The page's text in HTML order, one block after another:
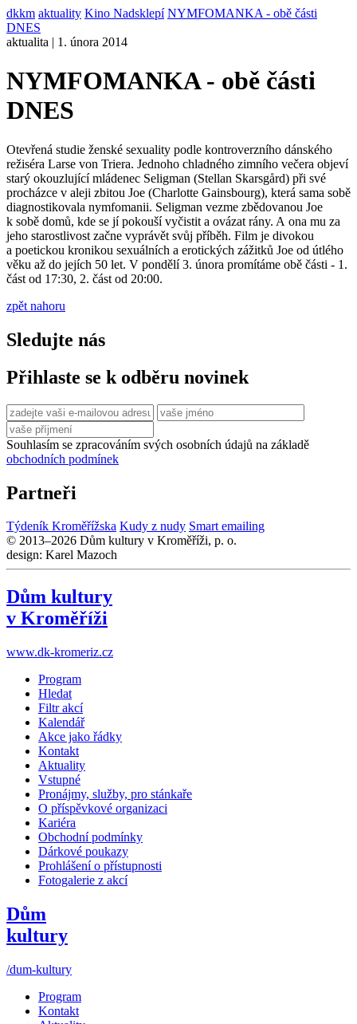
dkkm aktuality Kino Nadsklepí NYMFOMANKA - obě části
DNES
aktualita | 1. února 2014
NYMFOMANKA - obě části
DNES
Otevřená studie ženské sexuality podle kontroverzního dánského
režiséra Larse von Triera. Jednoho chladného zimního večera objeví
starý okouzlující mládenec Seligman (Stellan Skarsgård) při své
procházce v aleji zbitou Joe (Charlotte Gainsbourg), která sama sobě
diagnostikovala nymfomanii. Seligman vezme zbědovanou Joe
k sobě domů, kde se jí pokouší vyčistit a ovázat rány. A ona mu za
jeho starostlivost začne vyprávět svůj příběh. Film je divokou
a poetickou kronikou sexuálních a erotických zážitků Joe od útlého
věku až do jejích 50 let. V pondělí 3. února promítáme obě části - 1.
část od 17:30, 2. část od 20:00.
zpět nahoru
Sledujte nás
Přihlaste se k odběru novinek
Souhlasím se zpracováním svých osobních údajů na základě
obchodních podmínek
Partneři
Týdeník Kroměřížska Kudy z nudy Smart emailing
© 2013–2026 Dům kultury v Kroměříži, p. o.
design: Karel Mazoch
Dům kultury
v Kroměříži
www.dk-kromeriz.cz
Program
Hledat
Filtr akcí
Kalendář
Akce jako řádky
Kontakt
Aktuality
Vstupné
Pronájmy, služby, pro stánkaře
O příspěvkové organizaci
Kariéra
Obchodní podmínky
Dárkové poukazy
Prohlášení o přístupnosti
Fotogalerie z akcí
Dům
kultury
/dum-kultury
Program
Kontakt